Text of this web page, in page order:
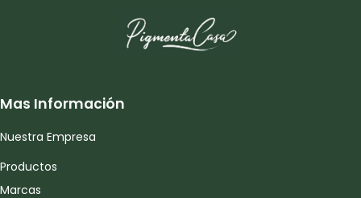
Mas Información
Nuestra Empresa
Productos
Marcas